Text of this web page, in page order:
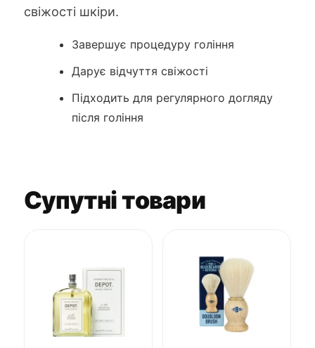
свіжості шкіри.
Завершує процедуру гоління
Дарує відчуття свіжості
Підходить для регулярного догляду
після гоління
Супутні товари